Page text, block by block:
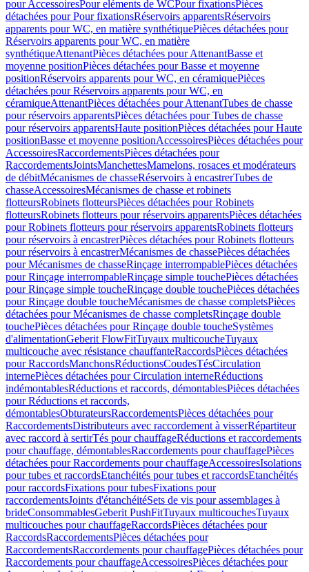
pour AccessoiresPour eléments de WCPour fixationsPièces
détachées pour Pour fixationsRéservoirs apparentsRéservoirs
apparents pour WC, en matière synthétiquePièces détachées pour
Réservoirs apparents pour WC, en matière
synthétiqueAttenantPièces détachées pour AttenantBasse et
moyenne positionPièces détachées pour Basse et moyenne
positionRéservoirs apparents pour WC, en céramiquePièces
détachées pour Réservoirs apparents pour WC, en
céramiqueAttenantPièces détachées pour AttenantTubes de chasse
pour réservoirs apparentsPièces détachées pour Tubes de chasse
pour réservoirs apparentsHaute positionPièces détachées pour Haute
positionBasse et moyenne positionAccessoiresPièces détachées pour
AccessoiresRaccordementsPièces détachées pour
RaccordementsJointsManchettesMamelons, rosaces et modérateurs
de débitMécanismes de chasseRéservoirs à encastrerTubes de
chasseAccessoiresMécanismes de chasse et robinets
flotteursRobinets flotteursPièces détachées pour Robinets
flotteursRobinets flotteurs pour réservoirs apparentsPièces détachées
pour Robinets flotteurs pour réservoirs apparentsRobinets flotteurs
pour réservoirs à encastrerPièces détachées pour Robinets flotteurs
pour réservoirs à encastrerMécanismes de chassePièces détachées
pour Mécanismes de chasseRinçage interrompablePièces détachées
pour Rinçage interrompableRinçage simple touchePièces détachées
pour Rinçage simple toucheRinçage double touchePièces détachées
pour Rinçage double toucheMécanismes de chasse completsPièces
détachées pour Mécanismes de chasse completsRinçage double
touchePièces détachées pour Rinçage double toucheSystèmes
d'alimentationGeberit FlowFitTuyaux multicoucheTuyaux
multicouche avec résistance chauffanteRaccordsPièces détachées
pour RaccordsManchonsRéductionsCoudesTésCirculation
internePièces détachées pour Circulation interneRéductions
indémontablesRéductions et raccords, démontablesPièces détachées
pour Réductions et raccords,
démontablesObturateursRaccordementsPièces détachées pour
RaccordementsDistributeurs avec raccordement à visserRépartiteur
avec raccord à sertirTés pour chauffageRéductions et raccordements
pour chauffage, démontablesRaccordements pour chauffagePièces
détachées pour Raccordements pour chauffageAccessoiresIsolations
pour tubes et raccordsEtanchéités pour tubes et raccordsEtanchéités
pour raccordsFixations pour tubesFixations pour
raccordementsJoints d'étanchéitéSets de vis pour assemblages à
brideConsommablesGeberit PushFitTuyaux multicouchesTuyaux
multicouches pour chauffageRaccordsPièces détachées pour
RaccordsRaccordementsPièces détachées pour
RaccordementsRaccordements pour chauffagePièces détachées pour
Raccordements pour chauffageAccessoiresPièces détachées pour